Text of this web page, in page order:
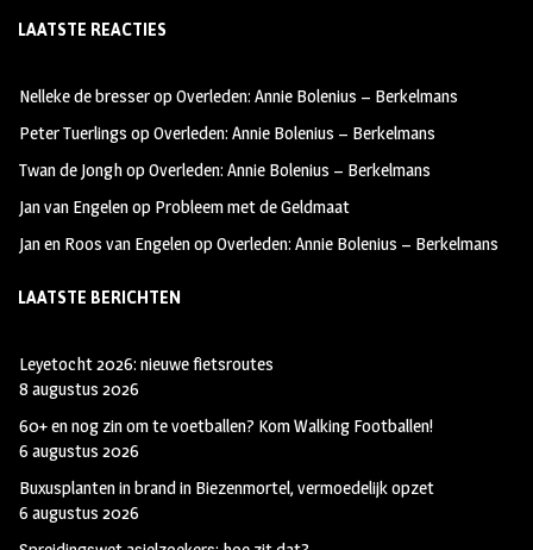
b
oo
k
ag
m
tt
LAATSTE REACTIES
Nelleke de bresseropOverleden: Annie Bolenius – Berkelmans
Peter Tuerlings opOverleden: Annie Bolenius – Berkelmans
Twan de JonghopOverleden: Annie Bolenius – Berkelmans
Jan van Engelenop Probleem met de Geldmaat
Jan en Roos van EngelenopOverleden: Annie Bolenius – Berkelmans
LAATSTE BERICHTEN
Leyetocht 2026: nieuwe fietsroutes
8 augustus 2026
60+ en nog zin om te voetballen? Kom Walking Footballen!
6 augustus 2026
Buxusplanten in brand in Biezenmortel, vermoedelijk opzet
6 augustus 2026